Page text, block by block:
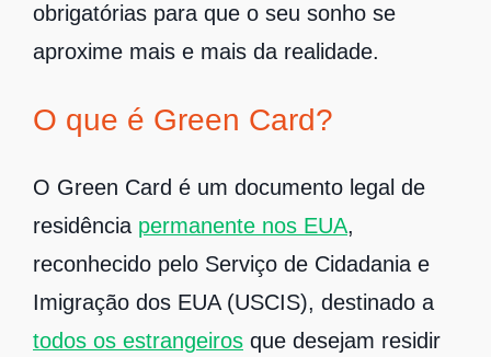
obrigatórias para que o seu sonho se
aproxime mais e mais da realidade.
O que é Green Card?
O Green Card é um documento legal de
residência permanente nos EUA,
reconhecido pelo Serviço de Cidadania e
Imigração dos EUA (USCIS), destinado a
todos os estrangeiros que desejam residir